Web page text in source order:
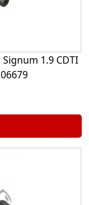
1.9 CDTI